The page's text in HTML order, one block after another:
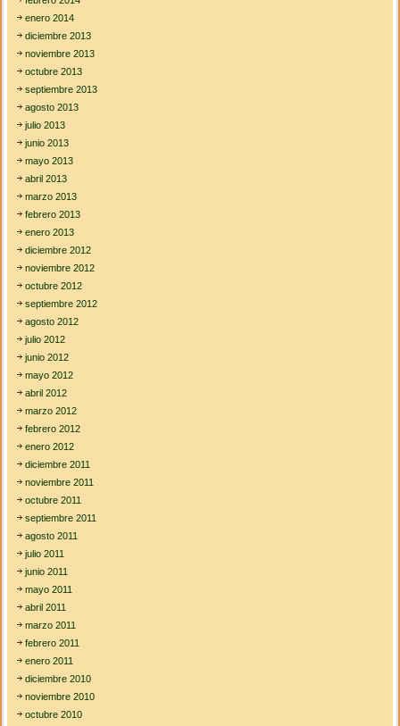
enero 2014
diciembre 2013
noviembre 2013
octubre 2013
septiembre 2013
agosto 2013
julio 2013
junio 2013
mayo 2013
abril 2013
marzo 2013
febrero 2013
enero 2013
diciembre 2012
noviembre 2012
octubre 2012
septiembre 2012
agosto 2012
julio 2012
junio 2012
mayo 2012
abril 2012
marzo 2012
febrero 2012
enero 2012
diciembre 2011
noviembre 2011
octubre 2011
septiembre 2011
agosto 2011
julio 2011
junio 2011
mayo 2011
abril 2011
marzo 2011
febrero 2011
enero 2011
diciembre 2010
noviembre 2010
octubre 2010